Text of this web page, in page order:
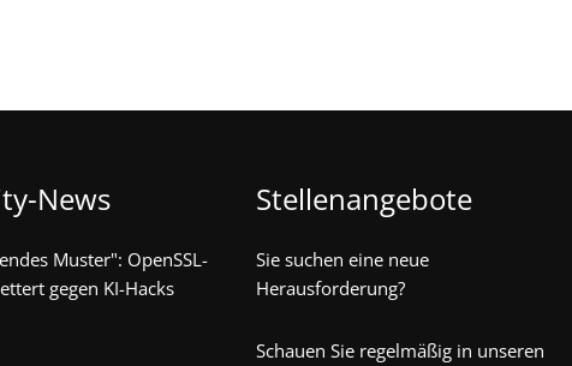
News
Muster": OpenSSL-
gegen KI-Hacks
Stellenangebote
Sie suchen eine neue
Herausforderung?
Schauen Sie regelmäßig in unseren